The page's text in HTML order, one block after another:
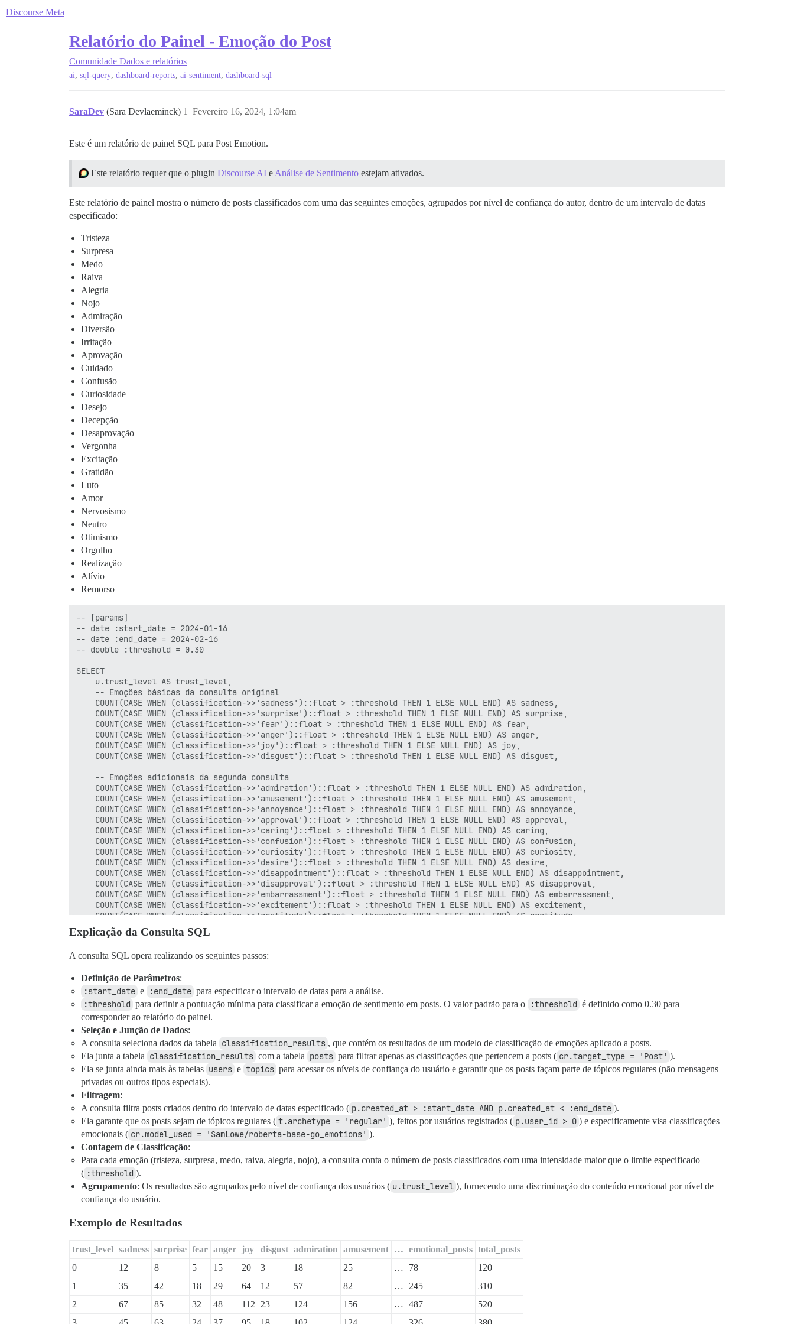
Discourse Meta
Relatório do Painel - Emoção do Post
Comunidade Dados e relatórios
ai, sql-query, dashboard-reports, ai-sentiment, dashboard-sql
SaraDev (Sara Devlaeminck) Fevereiro 16, 2024, 1:04am
1
Este é um relatório de painel SQL para Post Emotion.
Este relatório requer que o plugin Discourse AI e Análise de Sentimento estejam ativados.
Este relatório de painel mostra o número de posts classificados com uma das seguintes emoções, agrupados por nível de confiança do autor, dentro de um intervalo de datas
especificado:
Tristeza
Surpresa
Medo
Raiva
Alegria
Nojo
Admiração
Diversão
Irritação
Aprovação
Cuidado
Confusão
Curiosidade
Desejo
Decepção
Desaprovação
Vergonha
Excitação
Gratidão
Luto
Amor
Nervosismo
Neutro
Otimismo
Orgulho
Realização
Alívio
Remorso
-- [params]
-- date :start_date = 2024-01-16
-- date :end_date = 2024-02-16
-- double :threshold = 0.30
SELECT
    u.trust_level AS trust_level,
    -- Emoções básicas da consulta original
    COUNT(CASE WHEN (classification->>'sadness')::float > :threshold THEN 1 ELSE NULL END) AS sadness,
    COUNT(CASE WHEN (classification->>'surprise')::float > :threshold THEN 1 ELSE NULL END) AS surprise,
    COUNT(CASE WHEN (classification->>'fear')::float > :threshold THEN 1 ELSE NULL END) AS fear,
    COUNT(CASE WHEN (classification->>'anger')::float > :threshold THEN 1 ELSE NULL END) AS anger,
    COUNT(CASE WHEN (classification->>'joy')::float > :threshold THEN 1 ELSE NULL END) AS joy,
    COUNT(CASE WHEN (classification->>'disgust')::float > :threshold THEN 1 ELSE NULL END) AS disgust,
    -- Emoções adicionais da segunda consulta
    COUNT(CASE WHEN (classification->>'admiration')::float > :threshold THEN 1 ELSE NULL END) AS admiration,
    COUNT(CASE WHEN (classification->>'amusement')::float > :threshold THEN 1 ELSE NULL END) AS amusement,
    COUNT(CASE WHEN (classification->>'annoyance')::float > :threshold THEN 1 ELSE NULL END) AS annoyance,
    COUNT(CASE WHEN (classification->>'approval')::float > :threshold THEN 1 ELSE NULL END) AS approval,
    COUNT(CASE WHEN (classification->>'caring')::float > :threshold THEN 1 ELSE NULL END) AS caring,
    COUNT(CASE WHEN (classification->>'confusion')::float > :threshold THEN 1 ELSE NULL END) AS confusion,
    COUNT(CASE WHEN (classification->>'curiosity')::float > :threshold THEN 1 ELSE NULL END) AS curiosity,
    COUNT(CASE WHEN (classification->>'desire')::float > :threshold THEN 1 ELSE NULL END) AS desire,
    COUNT(CASE WHEN (classification->>'disappointment')::float > :threshold THEN 1 ELSE NULL END) AS disappointment,
    COUNT(CASE WHEN (classification->>'disapproval')::float > :threshold THEN 1 ELSE NULL END) AS disapproval,
    COUNT(CASE WHEN (classification->>'embarrassment')::float > :threshold THEN 1 ELSE NULL END) AS embarrassment,
    COUNT(CASE WHEN (classification->>'excitement')::float > :threshold THEN 1 ELSE NULL END) AS excitement,
    COUNT(CASE WHEN (classification->>'gratitude')::float > :threshold THEN 1 ELSE NULL END) AS gratitude,
    COUNT(CASE WHEN (classification->>'grief')::float > :threshold THEN 1 ELSE NULL END) AS grief,
    COUNT(CASE WHEN (classification->>'love')::float > :threshold THEN 1 ELSE NULL END) AS love,
    COUNT(CASE WHEN (classification->>'neutral')::float > :threshold THEN 1 ELSE NULL END) AS neutral,
    COUNT(CASE WHEN (classification->>'pride')::float > :threshold THEN 1 ELSE NULL END) AS pride,
    COUNT(CASE WHEN (classification->>'realization')::float > :threshold THEN 1 ELSE NULL END) AS realization,
    COUNT(CASE WHEN (classification->>'relief')::float > :threshold THEN 1 ELSE NULL END) AS relief,
    COUNT(CASE WHEN (classification->>'remorse')::float > :threshold THEN 1 ELSE NULL END) AS remorse,
    -- Contagem total de posts com qualquer emoção acima do limite
    COUNT(*) AS total_posts,
    -- Contagem total de posts com pelo menos uma emoção acima do limite
    COUNT(CASE WHEN
        (classification->>'sadness')::float > :threshold OR
        (classification->>'surprise')::float > :threshold OR
        (classification->>'fear')::float > :threshold OR
        (classification->>'anger')::float > :threshold OR
        (classification->>'joy')::float > :threshold OR
        (classification->>'disgust')::float > :threshold OR
        (classification->>'admiration')::float > :threshold OR
        (classification->>'amusement')::float > :threshold OR
        (classification->>'annoyance')::float > :threshold OR
        (classification->>'approval')::float > :threshold OR
        (classification->>'caring')::float > :threshold OR
        (classification->>'confusion')::float > :threshold OR
        (classification->>'desire')::float > :threshold OR
        (classification->>'disapproval')::float > :threshold OR
        (classification->>'embarrassment')::float > :threshold OR
        (classification->>'excitement')::float > :threshold OR
        (classification->>'grief')::float > :threshold OR
        (classification->>'love')::float > :threshold OR
        (classification->>'nervousness')::float > :threshold OR
        (classification->>'neutral')::float > :threshold OR
Explicação da Consulta SQL
A consulta SQL opera realizando os seguintes passos:
Definição de Parâmetros:
:start_date e :end_date para especificar o intervalo de datas para a análise.
:threshold para definir a pontuação mínima para classificar a emoção de sentimento em posts. O valor padrão para o :threshold é definido como 0.30 para
corresponder ao relatório do painel.
Seleção e Junção de Dados:
A consulta seleciona dados da tabela classification_results , que contém os resultados de um modelo de classificação de emoções aplicado a posts.
Ela junta a tabela classification_results com a tabela posts para filtrar apenas as classificações que pertencem a posts ( cr.target_type = 'Post' ).
Ela se junta ainda mais às tabelas users e topics para acessar os níveis de confiança do usuário e garantir que os posts façam parte de tópicos regulares (não mensagens
privadas ou outros tipos especiais).
Filtragem:
A consulta filtra posts criados dentro do intervalo de datas especificado ( p.created_at > :start_date AND p.created_at < :end_date ).
Ela garante que os posts sejam de tópicos regulares ( t.archetype = 'regular' ), feitos por usuários registrados ( p.user_id > 0 ) e especificamente visa classificações
emocionais ( cr.model_used = 'SamLowe/roberta-base-go_emotions' ).
Contagem de Classificação:
Para cada emoção (tristeza, surpresa, medo, raiva, alegria, nojo), a consulta conta o número de posts classificados com uma intensidade maior que o limite especificado
( :threshold ).
Agrupamento: Os resultados são agrupados pelo nível de confiança dos usuários ( u.trust_level ), fornecendo uma discriminação do conteúdo emocional por nível de
confiança do usuário.
Exemplo de Resultados
trust_level sadness surprise fear anger joy disgust admiration amusement … emotional_posts total_posts
0
12 8 5 15 20 3 18 25 … 78
120
1
35 42 18 29 64 12 57 82 … 245
310
2
67 85 32 48 112 23 124 156 … 487
520